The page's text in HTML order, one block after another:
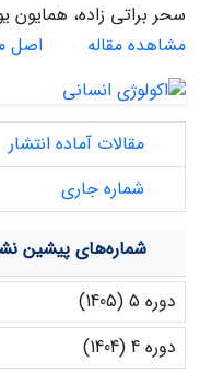
سحر براتی زاده، همایون
مشاهده مقاله
اصل
مقالات آماده انتشار
شماره جاری
شماره‌های پیشین
دوره 5 (1405)
دوره 4 (1404)